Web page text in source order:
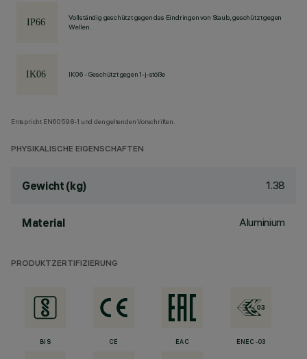
Vollständig geschützt gegen das Eindringen von Staub, geschützt gegen
Wellen.
IK06 - Geschützt gegen 1-j-stöße
Entspricht EN60598-1 und den geltenden Vorschriften.
PHYSIKALISCHE EIGENSCHAFTEN
Gewicht (kg) 1.38
Material Aluminium
PRODUKTZERTIFIZIERUNG
BIS CE EAC ENEC-03